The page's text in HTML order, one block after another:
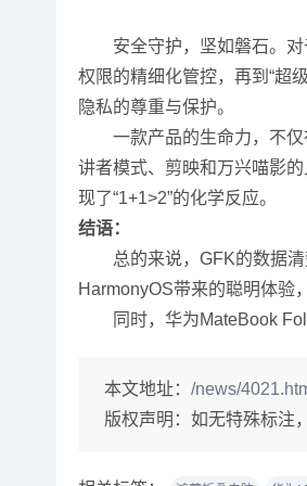
安全守护，坚如磐石。对
权限的精细化管控，再到“超
隐私的尊重与保护。
一款产品的生命力，不仅
讲者模式、剪映和万兴喵影
现了“1+1>2”的化学反应。
结语：
总的来说，GFK的数据清
HarmonyOS带来的聪明体验
同时，华为MateBook Fold
本文地址： /news/
版权声明： 如无特殊标注